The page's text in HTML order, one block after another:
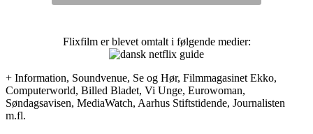
Flixfilm er blevet omtalt i følgende medier:
+ Information, Soundvenue, Se og Hør, Filmmagasinet Ekko,
Computerworld, Billed Bladet, Vi Unge, Eurowoman,
Søndagsavisen, MediaWatch, Aarhus Stiftstidende, Journalisten
m.fl.